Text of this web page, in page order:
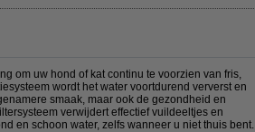
om uw hond of kat continu te voorzien van fris,
wordt het water voortdurend ververst en
smaak, maar ook de gezondheid en
verwijdert effectief vuildeeltjes en
en schoon water, zelfs wanneer u niet thuis bent.